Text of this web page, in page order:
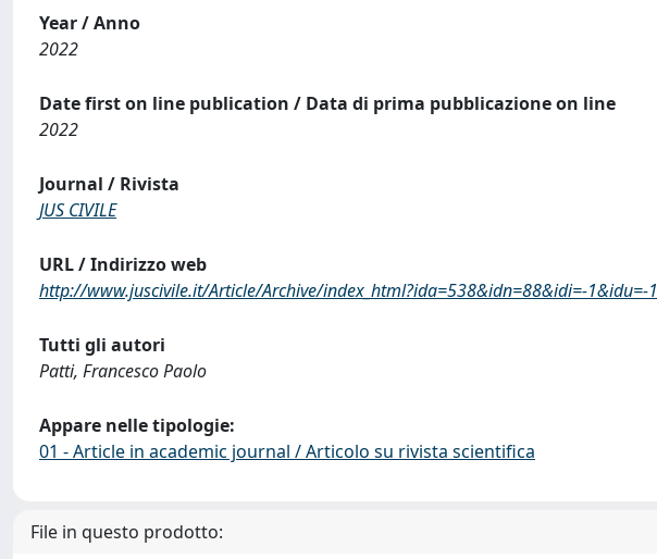
Year / Anno
2022
Date first on line publication / Data di prima pubblicazione on line
2022
Journal / Rivista
JUS CIVILE
URL / Indirizzo web
http://www.juscivile.it/Article/Archive/index_html?ida=538&idn=88&idi=-1&idu=-1
Tutti gli autori
Patti, Francesco Paolo
Appare nelle tipologie:
01 - Article in academic journal / Articolo su rivista scientifica
File in questo prodotto: